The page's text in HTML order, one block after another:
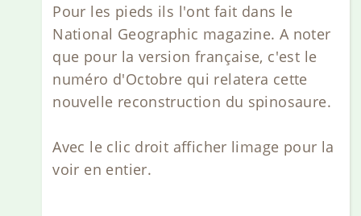
Pour les pieds ils l'ont fait dans le
National Geographic magazine. A noter
que pour la version française, c'est le
numéro d'Octobre qui relatera cette
nouvelle reconstruction du spinosaure.
Avec le clic droit afficher limage pour la
voir en entier.